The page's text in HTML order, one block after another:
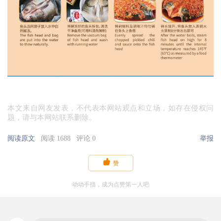
本文来自网友发表，不代表本网站观点和立场，如存在侵权问
题，请与本网站联系删除。
阅读原文 阅读 1688 评论 0 举报
 赞
动动手指，成为点赞第一人吧